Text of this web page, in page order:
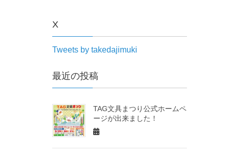
X
Tweets by takedajimuki
最近の投稿
TAG文具まつり公式ホームペ
ージが出来ました！